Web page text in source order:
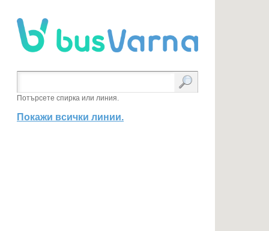
Потърсете спирка или линия.
Покажи всички линии.